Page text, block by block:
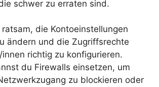
schwer zu erraten sind.
die Kontoeinstellungen
ändern und die Zugriffsrechte
richtig zu konfigurieren.
du Firewalls einsetzen, um
zu blockieren oder